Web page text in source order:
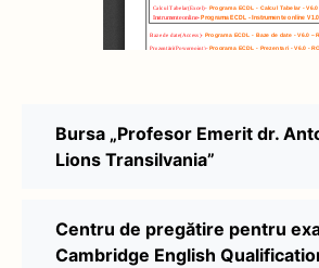
Bursa „Profesor Emerit dr.
Lions Transilvania”
Centru de pregătire pentru
Cambridge English